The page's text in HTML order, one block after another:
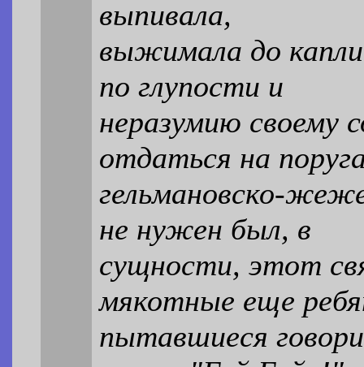
выпивала,
выжимала до
по глупости и
неразумию своему
отдаться на
гельмановско-
не нужен был, в
сущности, этот
мякотные еще
пытавшиеся